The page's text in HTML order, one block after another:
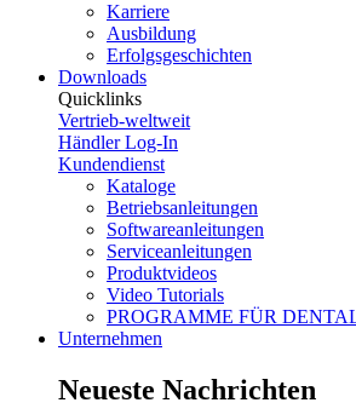
Karriere
Ausbildung
Erfolgsgeschichten
Downloads
Quicklinks
Vertrieb-weltweit
Händler Log-In
Kundendienst
Kataloge
Betriebsanleitungen
Softwareanleitungen
Serviceanleitungen
Produktvideos
Video Tutorials
PROGRAMME FÜR
Unternehmen
Neueste Nachrichten